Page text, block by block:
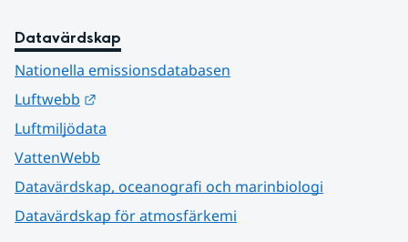
Datavärdskap
Nationella emissionsdatabasen
Luftwebb
Luftmiljödata
VattenWebb
Datavärdskap, oceanografi och marinbiologi
Datavärdskap för atmosfärkemi